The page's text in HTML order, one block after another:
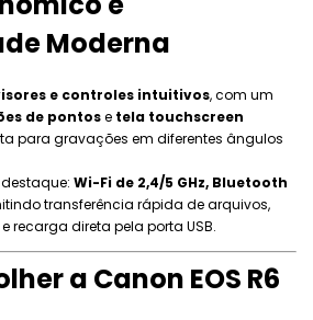
Moderna
e controles intuitivos, com um
de pontose tela touchscreen
para gravações em diferentes ângulos
Wi-Fi de 2,4/5 GHz, Bluetooth
transferência rápida de arquivos,
recarga direta pela porta USB.
a Canon EOS R6